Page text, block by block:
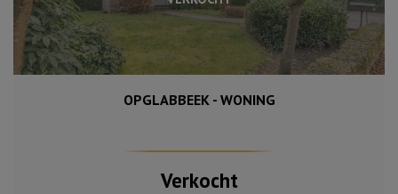
600 m² 198 m²
OPGLABBEEK - WONING
Verkocht